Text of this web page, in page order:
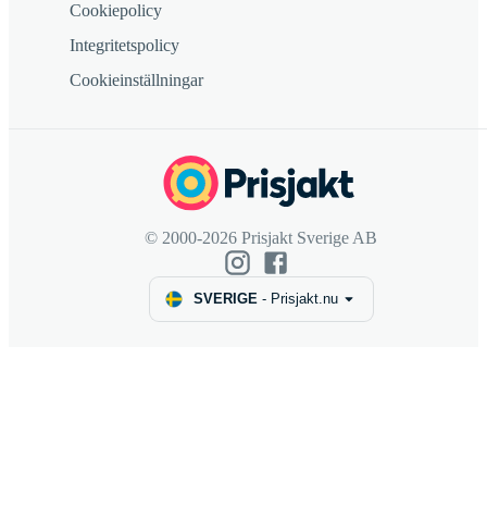
Cookiepolicy
Integritetspolicy
Cookieinställningar
© 2000-2026 Prisjakt Sverige AB
SVERIGE- Prisjakt.nu